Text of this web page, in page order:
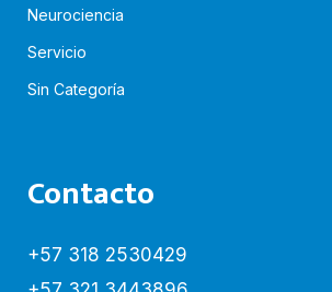
Neurociencia
Servicio
Sin Categoría
Contacto
+57 318 2530429